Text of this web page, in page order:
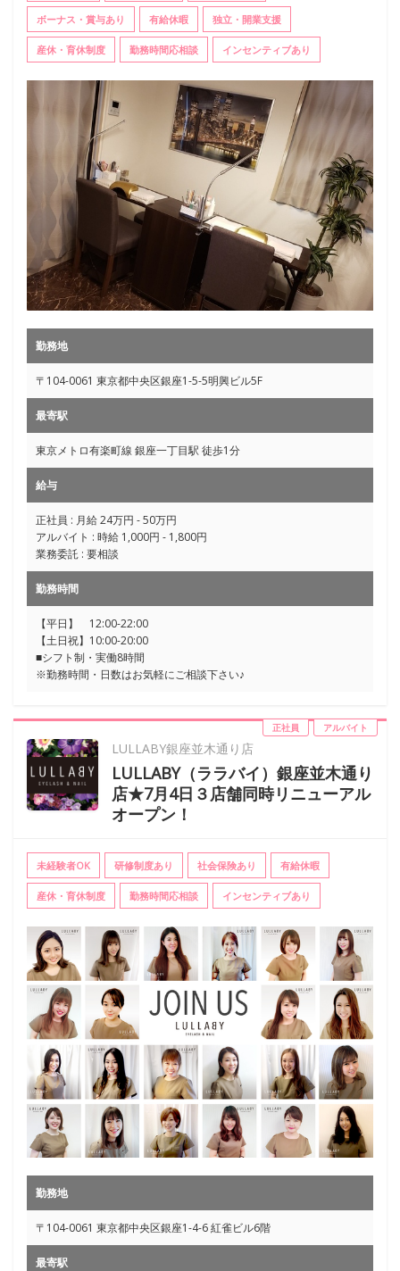
ボーナス・賞与あり 有給休暇 独立・開業支援
産休・育休制度 勤務時間応相談 インセンティブあり
勤務地
〒104-0061 東京都中央区銀座1-5-5明興ビル5F
最寄駅
東京メトロ有楽町線 銀座一丁目駅 徒歩1分
給与
正社員 : 月給 24万円 - 50万円
アルバイト : 時給 1,000円 - 1,800円
業務委託 : 要相談
勤務時間
【平日】 12:00-22:00
【土日祝】10:00-20:00
■シフト制・実働8時間
※勤務時間・日数はお気軽にご相談下さい♪
正社員 アルバイト
LULLABY銀座並木通り店
LULLABY（ララバイ）銀座並木通り
店★7月4日３店舗同時リニューアル
オープン！
未経験者OK 研修制度あり 社会保険あり 有給休暇
産休・育休制度 勤務時間応相談 インセンティブあり
勤務地
〒104-0061 東京都中央区銀座1-4-6 紅雀ビル6階
最寄駅